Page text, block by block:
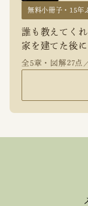
無料小冊子・15年
誰も教えてく
家を建てた後
全5章・図解27点